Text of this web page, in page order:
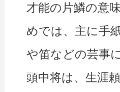
才能の片鱗の意
めでは、主に手
や笛などの芸事
頭中将は、生涯